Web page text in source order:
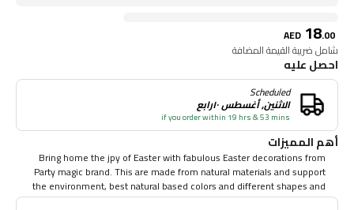
AED 18.00
شامل ضريبة القيمة المضافة
احصل عليه
Scheduled
الاثنين, أغسطس ١٠رابع
if you order within 19 hrs & 53 mins
أهم المميزات
Bring home the jpy of Easter with fabulous Easter decorations from
Party magic brand. This are made from natural materials and support
the environment, best natural based colors and different shapes and
styles to suit all your requirements.